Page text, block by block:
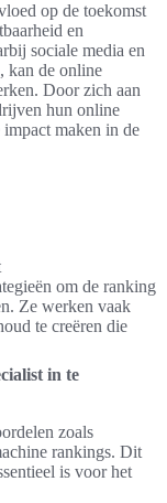
op de toekomst
en
sociale media en
kan de online
Door zich aan
hun online
maken in de
om de ranking
Ze werken vaak
te creëren die
in te
zoals
rankings. Dit
is voor het